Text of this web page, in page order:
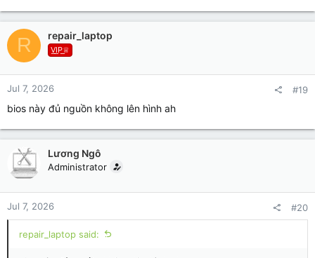
R repair_laptop
V͟I͟P͟♕
Jul 7, 2026 #19
bios này đủ nguồn không lên hình ah
Lương Ngô
Administrator
Jul 7, 2026 #20
repair_laptop said: